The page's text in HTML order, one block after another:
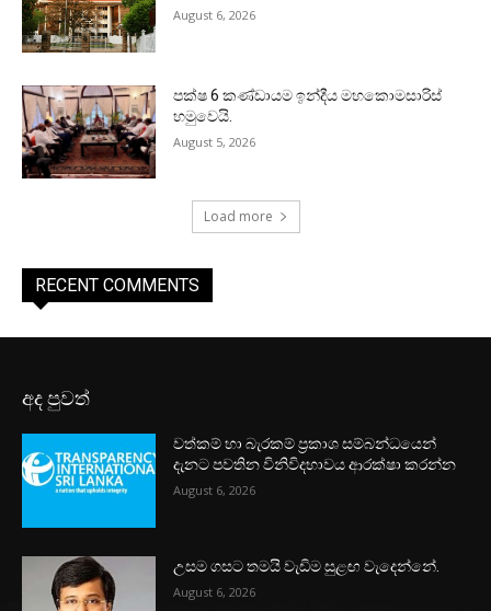
August 6, 2026
පක්ෂ 6 කණ්ඩායම ඉන්දීය මහකොමසාරිස්
හමුවෙයි.
August 5, 2026
Load more
RECENT COMMENTS
අද පුවත්
වත්කම් හා බැරකම් ප්‍රකාශ සම්බන්ධයෙන්
දැනට පවතින විනිවිදභාවය ආරක්ෂා කරන්න
August 6, 2026
උසම ගසට තමයි වැඩිම සුළඟ වැදෙන්නේ.
August 6, 2026